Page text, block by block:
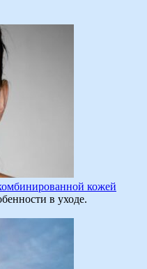
кожей
в уходе.